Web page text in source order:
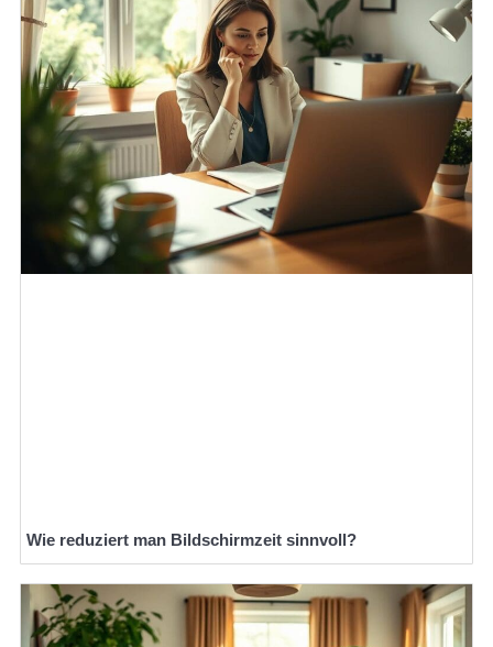
Wie reduziert man Bildschirmzeit sinnvoll?